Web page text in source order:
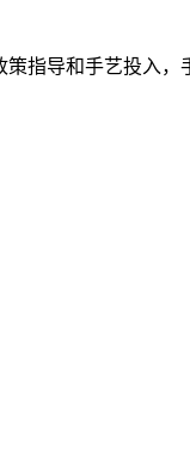
指导和手艺投入，